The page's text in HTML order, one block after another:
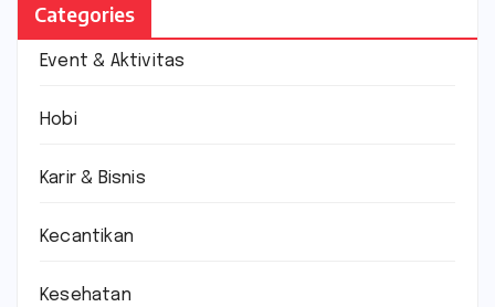
Categories
Event & Aktivitas
Hobi
Karir & Bisnis
Kecantikan
Kesehatan